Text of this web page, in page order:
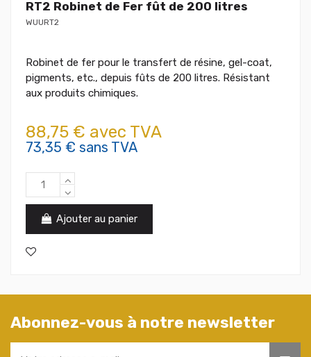
RT2 Robinet de Fer fût de 200 litres
WUURT2
Robinet de fer pour le transfert de résine, gel-coat,
pigments, etc., depuis fûts de 200 litres. Résistant
aux produits chimiques.
88,75 € avec TVA
73,35 € sans TVA
Ajouter au panier
Abonnez-vous à notre newsletter